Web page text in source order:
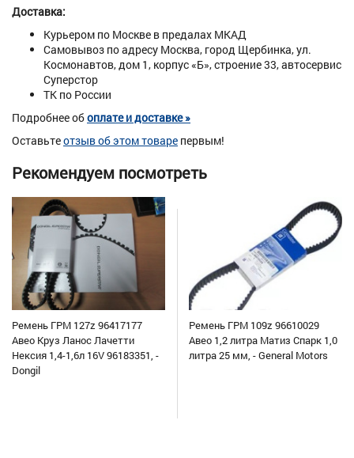
Доставка:
Курьером по Москве в предалах МКАД
Самовывоз по адресу Москва, город Щербинка, ул.
Космонавтов, дом 1, корпус «Б», строение 33, автосервис
Суперстор
ТК по России
Подробнее обоплате и доставке »
Оставьтеотзыв об этом товаре первым!
Рекомендуем посмотреть
Ремень ГРМ 127z 96417177
Авео Круз Ланос Лачетти
Нексия 1,4-1,6л 16V 96183351, -
Dongil
Ремень ГРМ 109z 96610029
Авео 1,2 литра Матиз Спарк 1,0
литра 25 мм, - General Motors